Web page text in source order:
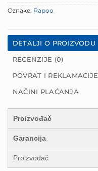
Oznake: Rapoo
DETALJI O PROIZVODU
RECENZIJE (0)
POVRAT I REKLAMACIJE
NAČINI PLAĆANJA
Proizvođač
Garancija
Proizvođač